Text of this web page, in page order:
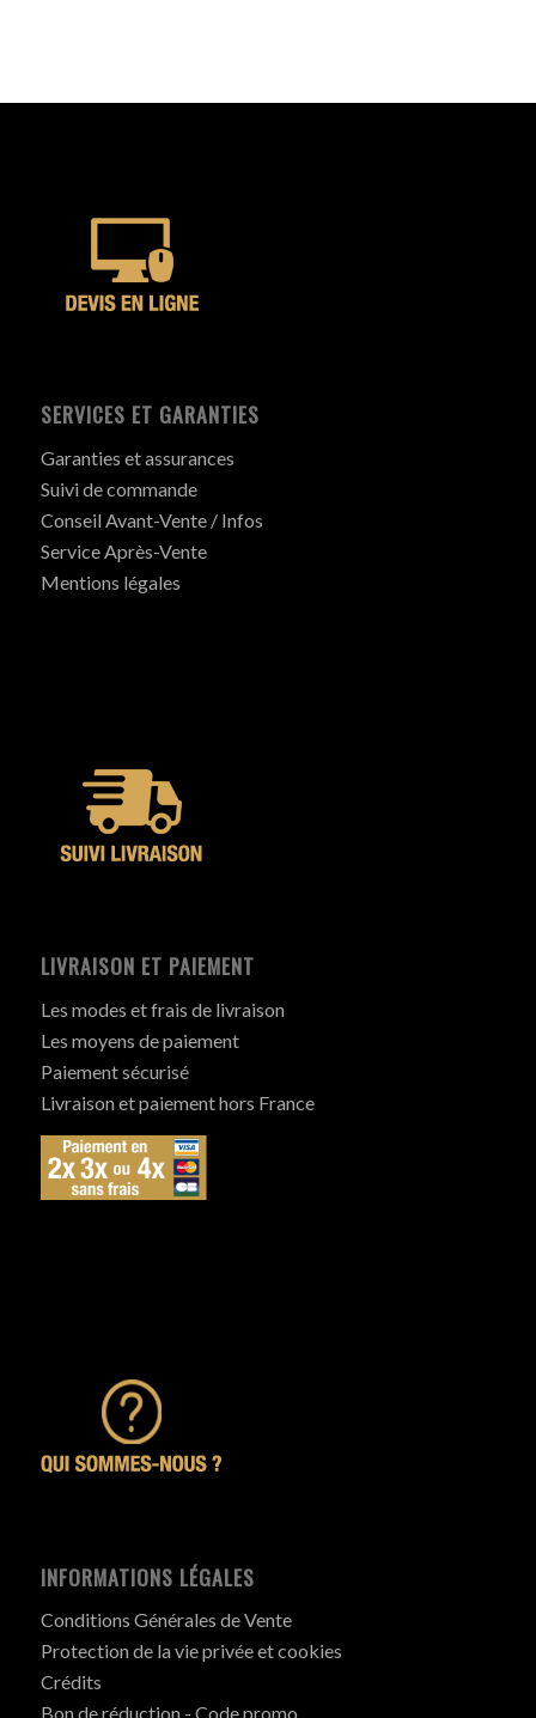
SERVICES ET GARANTIES
Garanties et assurances
Suivi de commande
Conseil Avant-Vente / Infos
Service Après-Vente
Mentions légales
LIVRAISON ET PAIEMENT
Les modes et frais de livraison
Les moyens de paiement
Paiement sécurisé
Livraison et paiement hors France
INFORMATIONS LÉGALES
Conditions Générales de Vente
Protection de la vie privée et cookies
Crédits
Bon de réduction - Code promo